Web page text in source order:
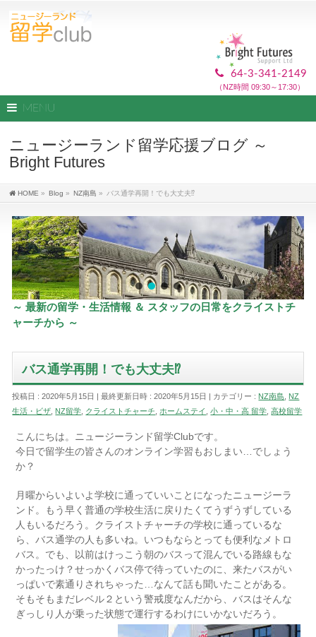
64-3-341-2149
（NZ時間 09:30～17:30）
MENU
ニュージーランド留学応援ブログ ～
Bright Futures
HOME » Blog » NZ南島 » バス通学再開！でも大丈夫⁉︎
～ 最新の留学・生活情報 ＆ スタッフの日常をクライストチ
ャーチから ～
バス通学再開！でも大丈夫⁉︎
投稿日 : 2020年5月15日 最終更新日時 : 2020年5月15日 カテゴリー : NZ南島
NZ
生活・ビザ NZ留学 クライストチャーチ ホームステイ ,小・中・高 留学 ,高校留学
こんにちは。ニュージーランド留学Clubです。
今日で留学生の皆さんのオンライン学習もおしまい…でしょう
か？
月曜からいよいよ学校に通っていいことになったニュージーラ
ンド。もう早く普通の学校生活に戻りたくてうずうずしている
人もいるだろう。クライストチャーチの学校に通っているな
ら、バス通学の人も多いね。いつもならとっても便利なメトロ
バス。でも、以前はけっこう朝のバスって混んでいる路線もな
かったっけ？せっかくバス停で待っていたのに、来たバスがい
っぱいで素通りされちゃった…なんて話も聞いたことがある。
そもそもまだレベル２という警戒度なんだから、バスはそんな
ぎっしり人が乗った状態で運行するわけにいかないだろう。